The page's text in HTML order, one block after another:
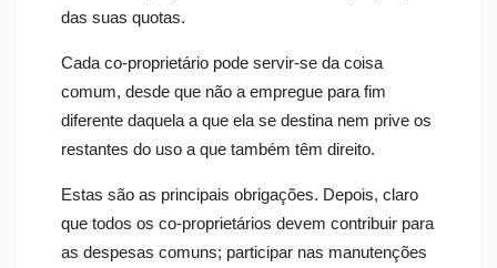
das suas quotas.
Cada co-proprietário pode servir-se da coisa
comum, desde que não a empregue para fim
diferente daquela a que ela se destina nem prive os
restantes do uso a que também têm direito.
Estas são as principais obrigações. Depois, claro
que todos os co-proprietários devem contribuir para
as despesas comuns; participar nas manutenções